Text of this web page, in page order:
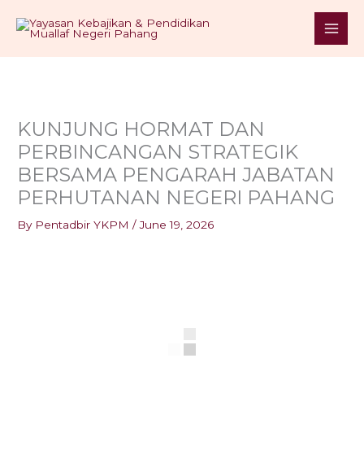
KUNJUNG HORMAT DAN
PERBINCANGAN STRATEGIK
BERSAMA PENGARAH JABATAN
PERHUTANAN NEGERI PAHANG
By Pentadbir YKPM/June 19, 2026
e
h